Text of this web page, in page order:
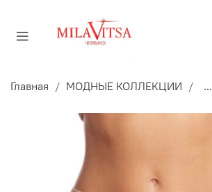
Главная МОДНЫЕ КОЛЛЕКЦИИ ...